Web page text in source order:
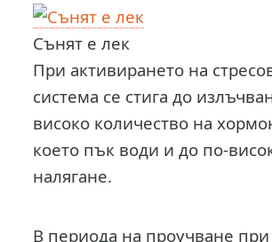
Сънят е лек
При активирането на
система се стига до
високо количество на
което пък води и до по-
налягане.
В периода на проучване